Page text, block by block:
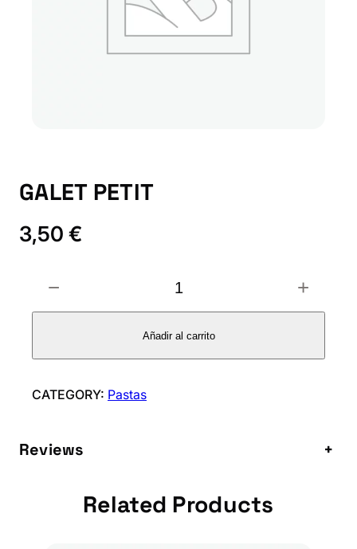
GALET PETIT
3,50 €
L
E
T
− +
Añadir al carrito
CATEGORY: Pastas
Reviews +
Related Products